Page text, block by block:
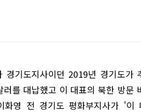
경기도지사이던 2019년 경기도가
를 대납했고 이 대표의 북한 방문
화영 전 경기도 평화부지사가 '이